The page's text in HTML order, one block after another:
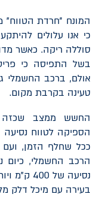
המונח "חרדת הטווח"
כי אנו עלולים
סוללה ריקה. כאשר
בשל התפיסה כי
אולם, ברכב החשמלי
טעינה בקרבת מקום.
החשש ממצב שכזה
ככל שחלף הזמן, ועם
הרכב החשמלי, כיום
נסיעה
בעירה עם מיכל דלק